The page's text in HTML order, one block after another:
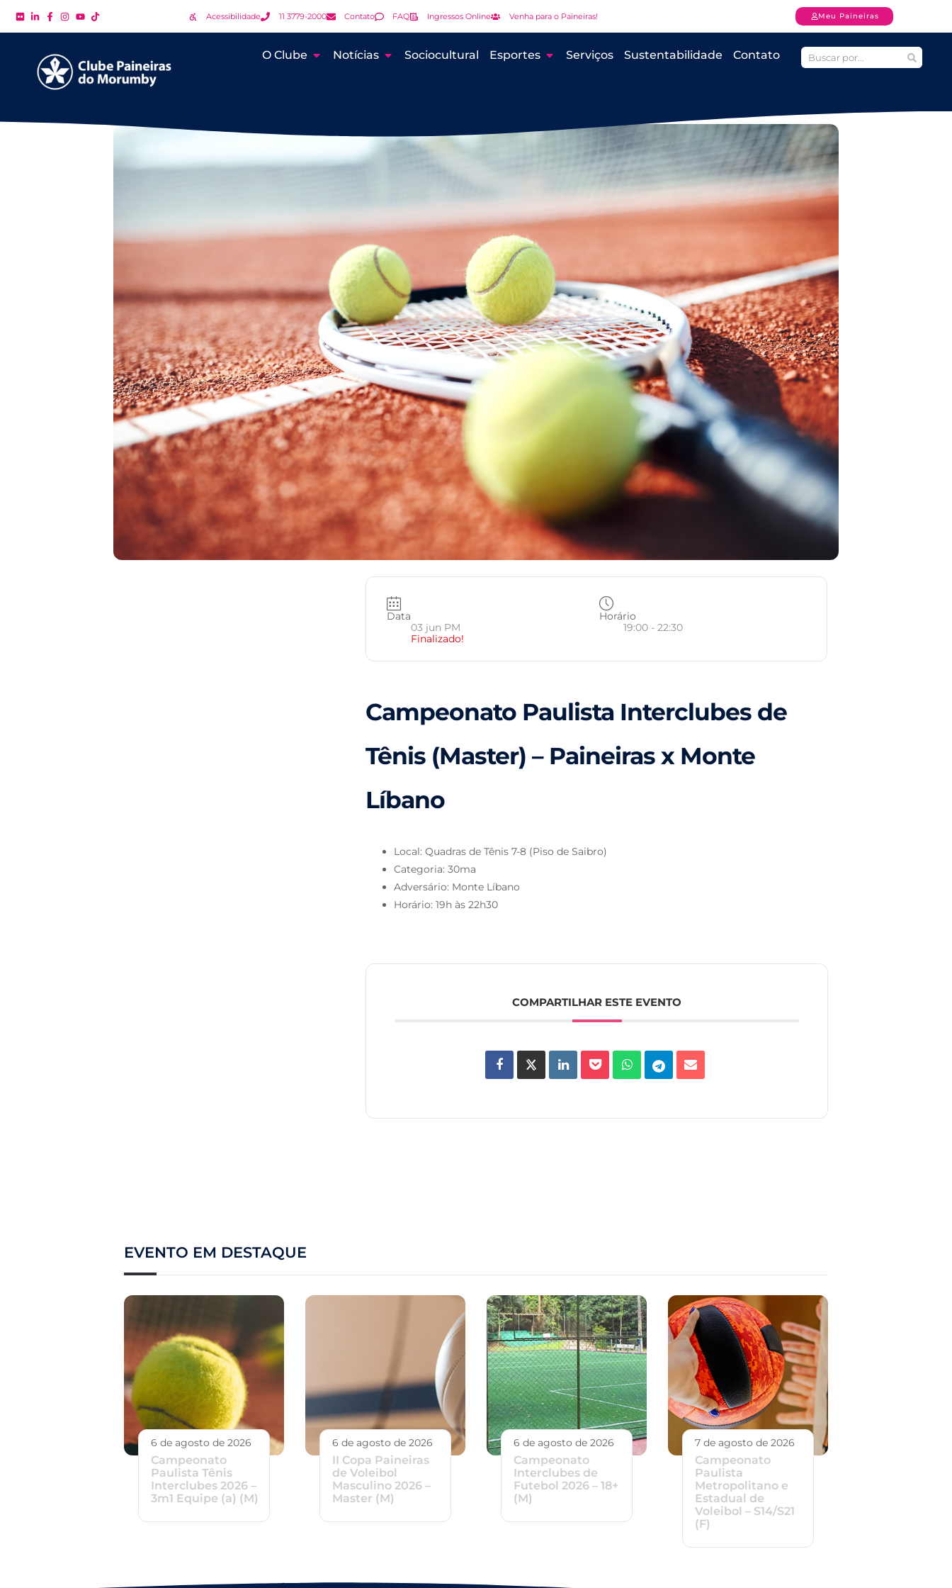
Acessibilidade 11 3779-2000 Contato FAQ Ingressos Online Venha para o Paineiras! Meu Paineiras
O Clube Notícias Sociocultural Esportes Serviços Sustentabilidade Contato
Data
03 jun PM
Finalizado!
Horário
19:00 - 22:30
Campeonato Paulista Interclubes de
Tênis (Master) – Paineiras x Monte
Líbano
Local: Quadras de Tênis 7-8 (Piso de Saibro)
Categoria: 30ma
Adversário: Monte Líbano
Horário: 19h às 22h30
COMPARTILHAR ESTE EVENTO
EVENTO EM DESTAQUE
6 de agosto de 2026
Campeonato
Paulista Tênis
Interclubes 2026 –
3m1 Equipe (a) (M)
6 de agosto de 2026
II Copa Paineiras
de Voleibol
Masculino 2026 –
Master (M)
6 de agosto de 2026
Campeonato
Interclubes de
Futebol 2026 – 18+
(M)
7 de agosto de 2026
Campeonato
Paulista
Metropolitano e
Estadual de
Voleibol – S14/S21
(F)